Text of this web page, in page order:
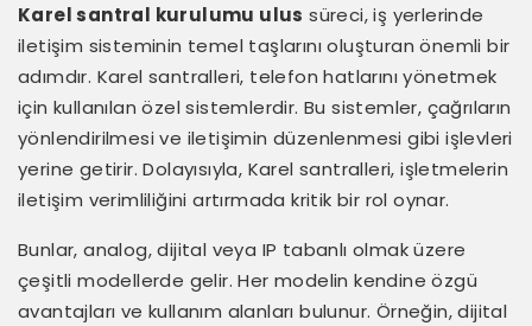
Karel santral kurulumu ulus süreci, iş yerlerinde
iletişim sisteminin temel taşlarını oluşturan önemli bir
adımdır. Karel santralleri, telefon hatlarını yönetmek
için kullanılan özel sistemlerdir. Bu sistemler, çağrıların
yönlendirilmesi ve iletişimin düzenlenmesi gibi işlevleri
yerine getirir. Dolayısıyla, Karel santralleri, işletmelerin
iletişim verimliliğini artırmada kritik bir rol oynar.
Bunlar, analog, dijital veya IP tabanlı olmak üzere
çeşitli modellerde gelir. Her modelin kendine özgü
avantajları ve kullanım alanları bulunur. Örneğin, dijital